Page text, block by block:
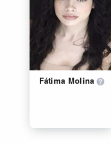
Fátima Molina